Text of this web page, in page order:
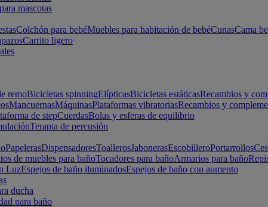
mascotas
Colchón para bebéMuebles para habitación de bebéCunasCama
Carrito ligero
remoBicicletas spinningElípticasBicicletas estáticasRecambios y
MancuernasMáquinasPlataformas vibratoriasRecambios y
de stepCuerdasBolas y esferas de equilibrio
Terapia de percusión
PapelerasDispensadoresToallerosJabonerasEscobilleroPortarrollos
de muebles para bañoTocadores para bañoArmarios para baño
LuzEspejos de baño iluminadosEspejos de baño con aumento
ducha
para baño